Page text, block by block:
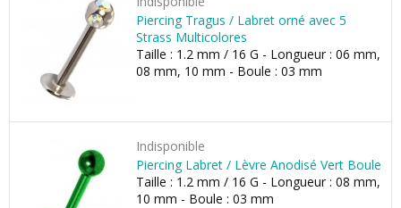
Piercing Tragus / Labret orné avec 5
Strass Multicolores
Taille : 1.2 mm / 16 G - Longueur : 06 mm,
08 mm, 10 mm - Boule : 03 mm
Indisponible
Piercing Labret / Lèvre Anodisé Vert Boule
Taille : 1.2 mm / 16 G - Longueur : 08 mm,
10 mm - Boule : 03 mm